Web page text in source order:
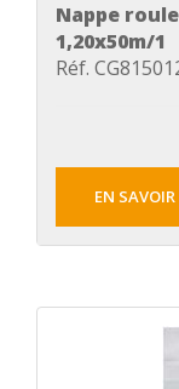
Nappe
1,20x50m/1
Réf.
EN